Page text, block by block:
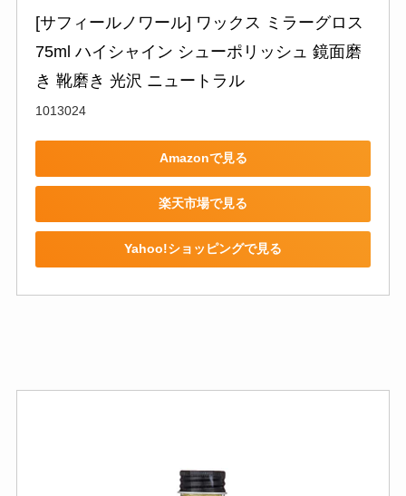
[サフィールノワール] ワックス ミラーグロス
75ml ハイシャイン シューポリッシュ 鏡面磨
き 靴磨き 光沢 ニュートラル
1013024
Amazonで見る
楽天市場で見る
Yahoo!ショッピングで見る